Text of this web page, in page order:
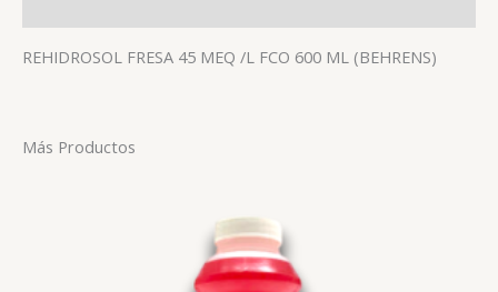
REHIDROSOL FRESA 45 MEQ /L FCO 600 ML (BEHRENS)
Más Productos